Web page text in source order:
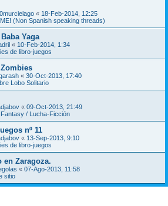
« 18-Feb-2014, 12:25
(Non Spanish speaking threads)
Yaga
« 10-Feb-2014, 1:34
de libro-juegos
« 30-Oct-2013, 17:40
Lobo Solitario
« 09-Oct-2013, 21:49
Fantasy / Lucha-Ficción
nº 11
« 13-Sep-2013, 9:10
de libro-juegos
Zaragoza.
« 07-Ago-2013, 11:58
sitio